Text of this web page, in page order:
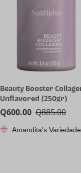
Beauty Booster
Unflavored (250gr)
Q885.00
Q600.00
Amandita's